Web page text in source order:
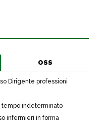
OSS
Dirigente professioni
tempo indeterminato
infermieri in forma